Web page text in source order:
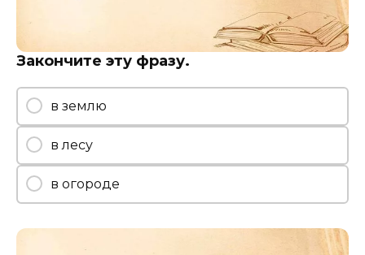
Закончите эту фразу.
в землю
в лесу
в огороде